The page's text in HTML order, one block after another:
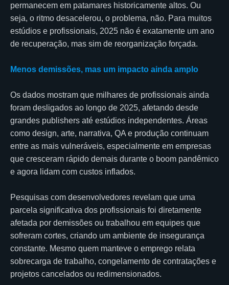
permanecem em patamares historicamente altos. Ou
seja, o ritmo desacelerou, o problema, não. Para muitos
estúdios e profissionais, 2025 não é exatamente um ano
de recuperação, mas sim de reorganização forçada.
Menos demissões, mas um impacto ainda amplo
Os dados mostram que milhares de profissionais ainda
foram desligados ao longo de 2025, afetando desde
grandes publishers até estúdios independentes. Áreas
como design, arte, narrativa, QA e produção continuam
entre as mais vulneráveis, especialmente em empresas
que cresceram rápido demais durante o boom pandêmico
e agora lidam com custos inflados.
Pesquisas com desenvolvedores revelam que uma
parcela significativa dos profissionais foi diretamente
afetada por demissões ou trabalhou em equipes que
sofreram cortes, criando um ambiente de insegurança
constante. Mesmo quem manteve o emprego relata
sobrecarga de trabalho, congelamento de contratações e
projetos cancelados ou redimensionados.